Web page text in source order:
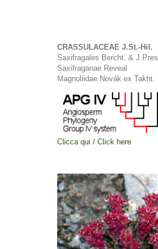
CRASSULACEAE J.St.-Hil.
Saxifragales Bercht. & J.Presl
Saxifraganae Reveal
Magnoliidae Novák ex Takht.
Clicca qui / Click here